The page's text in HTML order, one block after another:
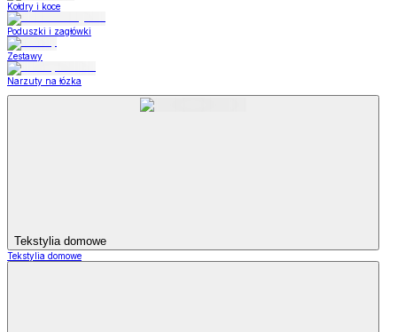
Kołdry i koce
Poduszki i zagłówki
Zestawy
Narzuty na łózka
Tekstylia domowe
Tekstylia domowe